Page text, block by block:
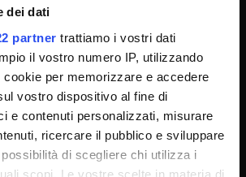
dei dati
partner trattiamo i vostri dati
il vostro numero IP, utilizzando
per memorizzare e accedere
vostro dispositivo al fine di
e contenuti personalizzati, misurare
ricercare il pubblico e sviluppare
di scegliere chi utilizza i
scopi. Le vostre scelte in materia di